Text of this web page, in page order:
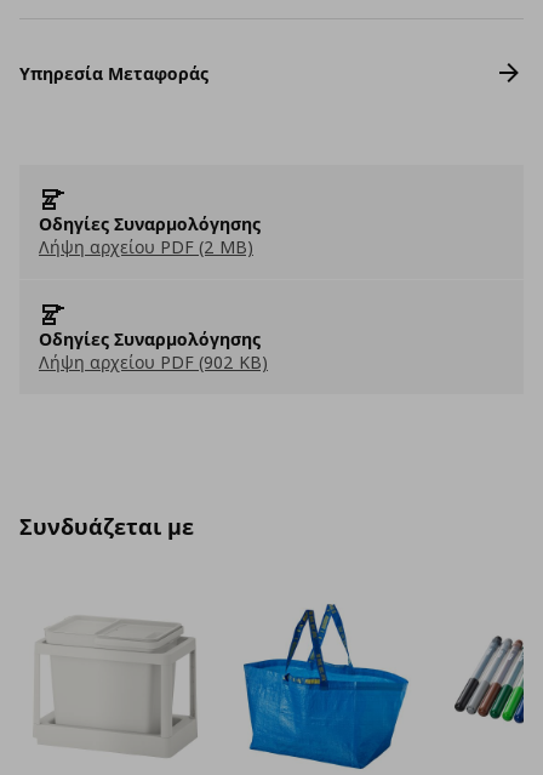
Υπηρεσία Μεταφοράς
Οδηγίες Συναρμολόγησης
Λήψη αρχείου PDF (2 MB)
Οδηγίες Συναρμολόγησης
Λήψη αρχείου PDF (902 KB)
Συνδυάζεται με